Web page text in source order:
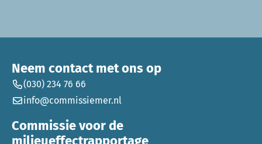
Neem contact met ons op
(030) 234 76 66
info@commissiemer.nl
Commissie voor de
milieueffectrapportage